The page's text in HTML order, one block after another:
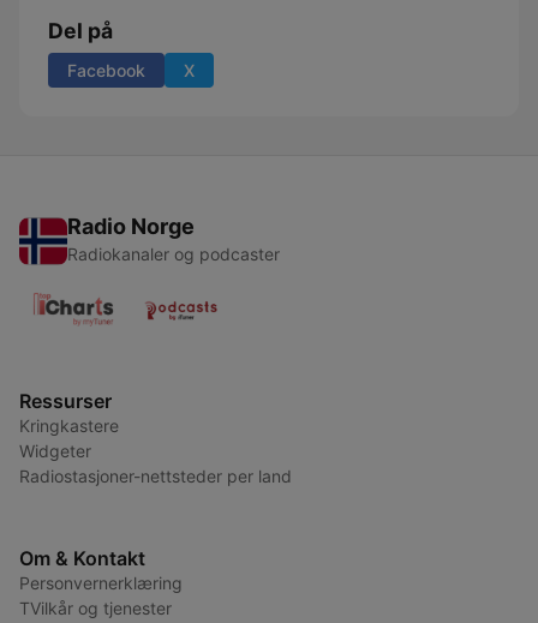
Del på
Facebook X
Radio Norge
Radiokanaler og podcaster
Ressurser
Kringkastere
Widgeter
Radiostasjoner-nettsteder per land
Om & Kontakt
Personvernerklæring
TVilkår og tjenester